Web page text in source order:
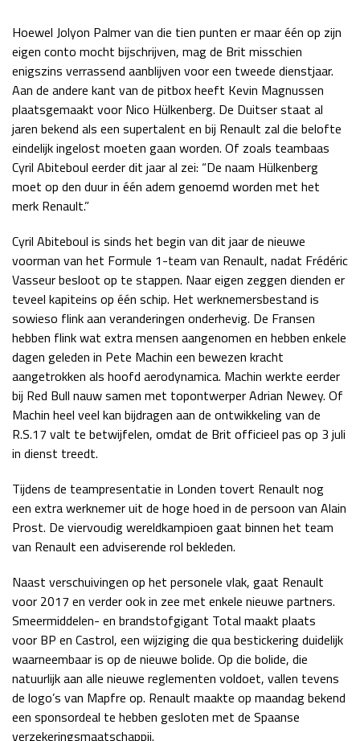
Hoewel Jolyon Palmer van die tien punten er maar één op zijn
eigen conto mocht bijschrijven, mag de Brit misschien
enigszins verrassend aanblijven voor een tweede dienstjaar.
Aan de andere kant van de pitbox heeft Kevin Magnussen
plaatsgemaakt voor Nico Hülkenberg. De Duitser staat al
jaren bekend als een supertalent en bij Renault zal die belofte
eindelijk ingelost moeten gaan worden. Of zoals teambaas
Cyril Abiteboul eerder dit jaar al zei: “De naam Hülkenberg
moet op den duur in één adem genoemd worden met het
merk Renault.”
Cyril Abiteboul is sinds het begin van dit jaar de nieuwe
voorman van het Formule 1-team van Renault, nadat Frédéric
Vasseur besloot op te stappen. Naar eigen zeggen dienden er
teveel kapiteins op één schip. Het werknemersbestand is
sowieso flink aan veranderingen onderhevig. De Fransen
hebben flink wat extra mensen aangenomen en hebben enkele
dagen geleden in Pete Machin een bewezen kracht
aangetrokken als hoofd aerodynamica. Machin werkte eerder
bij Red Bull nauw samen met topontwerper Adrian Newey. Of
Machin heel veel kan bijdragen aan de ontwikkeling van de
R.S.17 valt te betwijfelen, omdat de Brit officieel pas op 3 juli
in dienst treedt.
Tijdens de teampresentatie in Londen tovert Renault nog
een extra werknemer uit de hoge hoed in de persoon van Alain
Prost. De viervoudig wereldkampioen gaat binnen het team
van Renault een adviserende rol bekleden.
Naast verschuivingen op het personele vlak, gaat Renault
voor 2017 en verder ook in zee met enkele nieuwe partners.
Smeermiddelen- en brandstofgigant Total maakt plaats
voor BP en Castrol, een wijziging die qua bestickering duidelijk
waarneembaar is op de nieuwe bolide. Op die bolide, die
natuurlijk aan alle nieuwe reglementen voldoet, vallen tevens
de logo’s van Mapfre op. Renault maakte op maandag bekend
een sponsordeal te hebben gesloten met de Spaanse
verzekeringsmaatschappij.